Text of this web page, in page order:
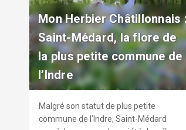
Mon Herbier Châtillonnais
Saint-Médard, la flore de
la plus petite commune de
l’Indre
Malgré son statut de plus petite
commune de l’Indre, Saint-Médard